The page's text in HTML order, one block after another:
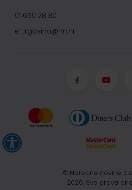
01 650 28 80
e-trgovina@nn.hr
© Narodne novine
2026, Sva prava